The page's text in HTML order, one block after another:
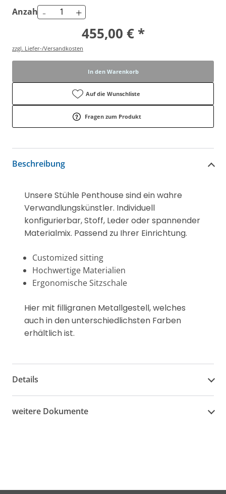
Anzahl - +
455,00 € *
zzgl. Liefer-/Versandkosten
In den Warenkorb
Auf die Wunschliste
Fragen zum Produkt
Beschreibung
Unsere Stühle Penthouse sind ein wahre
Verwandlungskünstler. Individuell
konfigurierbar, Stoff, Leder oder spannender
Materialmix. Passend zu Ihrer Einrichtung.
Customized sitting
Hochwertige Materialien
Ergonomische Sitzschale
Hier mit filligranen Metallgestell, welches
auch in den unterschiedlichsten Farben
erhältlich ist.
Details
weitere Dokumente